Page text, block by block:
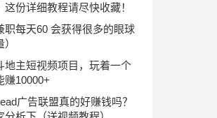
这份详细教程请尽快收藏！
职每天60 会获得很多的眼球
）
地主短视频项目，玩着一个
赚10000+
广告联盟真的好赚钱吗？